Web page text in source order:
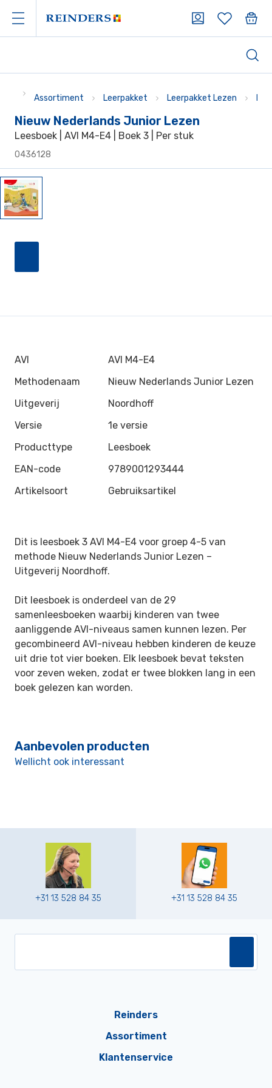
Assortiment Leerpakket Leerpakket Lezen
Nieuw Nederlands Junior Lezen
Leesboek | AVI M4-E4 | Boek 3 | Per stuk
0436128
AVI
AVI M4-E4
Methodenaam
Nieuw Nederlands Junior Lezen
Uitgeverij
Noordhoff
Versie
1e versie
Producttype
Leesboek
EAN-code
9789001293444
Artikelsoort
Gebruiksartikel
Dit is leesboek 3 AVI M4-E4 voor groep 4-5 van
methode Nieuw Nederlands Junior Lezen –
Uitgeverij Noordhoff.
Dit leesboek is onderdeel van de 29
samenleesboeken waarbij kinderen van twee
aanliggende AVI-niveaus samen kunnen lezen. Per
gecombineerd AVI-niveau hebben kinderen de keuze
uit drie tot vier boeken. Elk leesboek bevat teksten
voor zeven weken, zodat er twee blokken lang in een
boek gelezen kan worden.
Aanbevolen producten
Wellicht ook interessant
+31 13 528 84 35 +31 13 528 84 35
Reinders
Assortiment
Klantenservice